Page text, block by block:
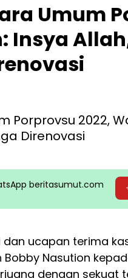
Umum
Insya
beritasumut.com
dan ucapan terima
Nasution
dengan sekuat